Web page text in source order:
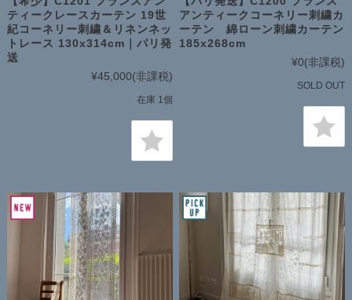
ティークレースカーテン 19世
紀コーネリー刺繍＆リネンネッ
トレース 130x314cm｜パリ発
送
¥45,000(非課税)
在庫 1個
アンティークコーネリー刺繍カ
ーテン 綿ローン刺繍カーテン
185x268cm
¥0(非課税)
SOLD OUT